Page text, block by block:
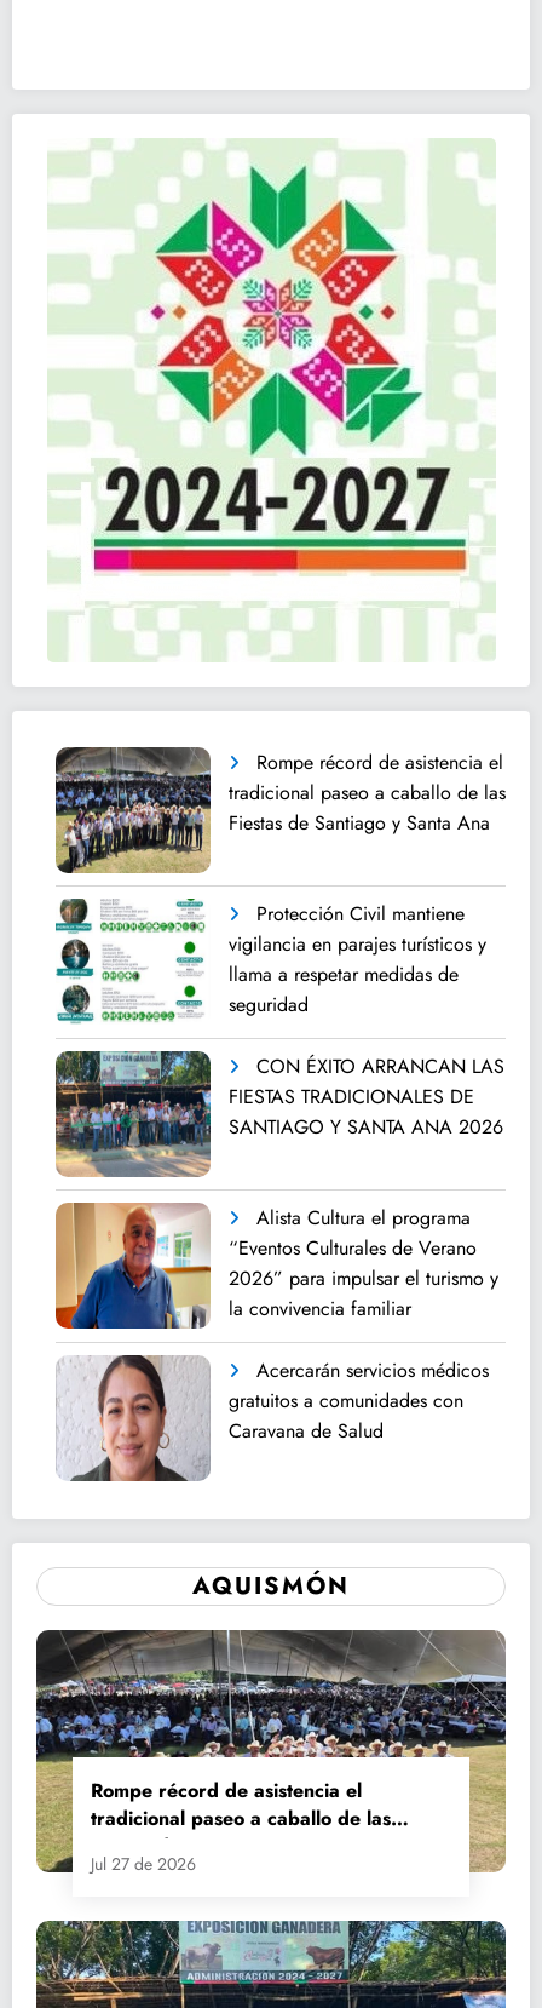
Rompe récord de asistencia el
tradicional paseo a caballo de las
Fiestas de Santiago y Santa Ana
Protección Civil mantiene
vigilancia en parajes turísticos y
llama a respetar medidas de
seguridad
CON ÉXITO ARRANCAN LAS
FIESTAS TRADICIONALES DE
SANTIAGO Y SANTA ANA 2026
Alista Cultura el programa
“Eventos Culturales de Verano
2026” para impulsar el turismo y
la convivencia familiar
Acercarán servicios médicos
gratuitos a comunidades con
Caravana de Salud
AQUISMÓN
Rompe récord de asistencia el
tradicional paseo a caballo de las
Fiestas de Santiago y Santa Ana
Jul 27 de 2026